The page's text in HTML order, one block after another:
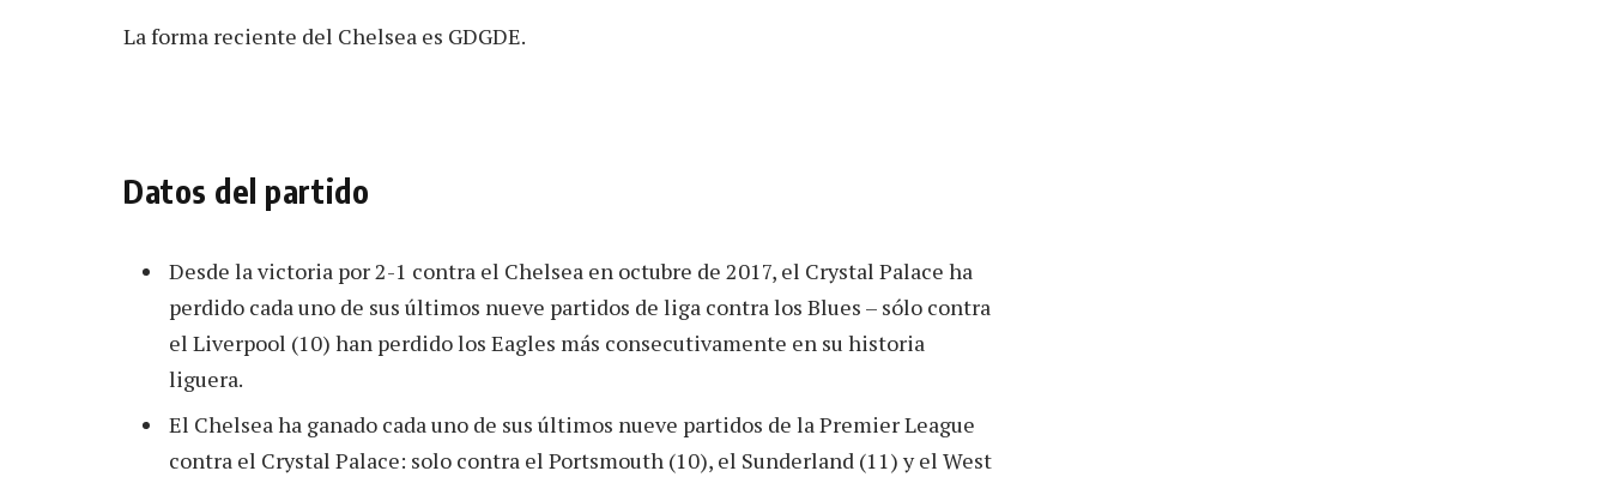
La forma reciente del Chelsea es GDGDE.
Datos del partido
Desde la victoria por 2-1 contra el Chelsea en octubre de 2017, el Crystal Palace ha
perdido cada uno de sus últimos nueve partidos de liga contra los Blues – sólo contra
el Liverpool (10) han perdido los Eagles más consecutivamente en su historia
liguera.
El Chelsea ha ganado cada uno de sus últimos nueve partidos de la Premier League
contra el Crystal Palace: solo contra el Portsmouth (10), el Sunderland (11) y el West